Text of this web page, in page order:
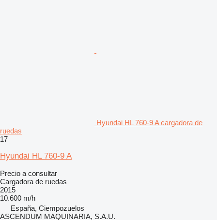
Hyundai HL 760-9 A cargadora de
ruedas
17
Hyundai HL 760-9 A
Precio a consultar
Cargadora de ruedas
2015
10.600 m/h
España, Ciempozuelos
ASCENDUM MAQUINARIA, S.A.U.